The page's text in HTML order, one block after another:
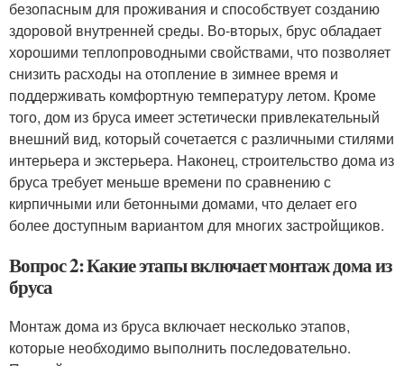
безопасным для проживания и способствует созданию
здоровой внутренней среды. Во-вторых, брус обладает
хорошими теплопроводными свойствами, что позволяет
снизить расходы на отопление в зимнее время и
поддерживать комфортную температуру летом. Кроме
того, дом из бруса имеет эстетически привлекательный
внешний вид, который сочетается с различными стилями
интерьера и экстерьера. Наконец, строительство дома из
бруса требует меньше времени по сравнению с
кирпичными или бетонными домами, что делает его
более доступным вариантом для многих застройщиков.
Вопрос 2: Какие этапы включает монтаж дома из
бруса
Монтаж дома из бруса включает несколько этапов,
которые необходимо выполнить последовательно.